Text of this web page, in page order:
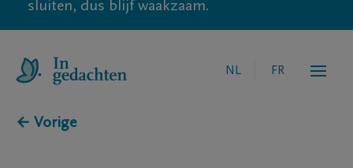
sluiten, dus blijf waakzaam.
NL FR
← Vorige